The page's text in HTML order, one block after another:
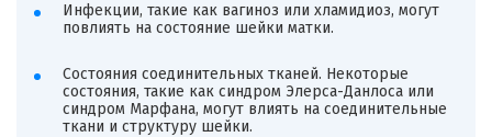
Инфекции, такие как вагиноз или хламидиоз, могут
повлиять на состояние шейки матки.
Состояния соединительных тканей. Некоторые
состояния, такие как синдром Элерса-Данлоса или
синдром Марфана, могут влиять на соединительные
ткани и структуру шейки.